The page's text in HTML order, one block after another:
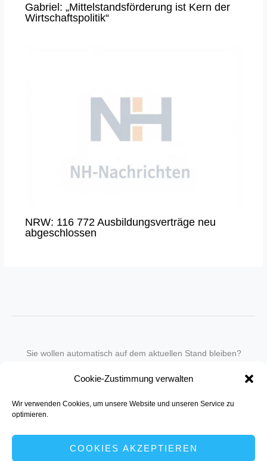
Cookie-Zustimmung verwalten
Wir verwenden Cookies, um unsere Website und unseren Service zu
optimieren.
COOKIES AKZEPTIEREN
Gabriel: „Mittelstandsförderung ist Kern der
Wirtschaftspolitik“
NRW: 116 772 Ausbildungsverträge neu
abgeschlossen
Sie wollen automatisch auf dem aktuellen Stand bleiben?
in unseren Newsletter-Service auf.
Senden Sie für ein Angebot einfach eine